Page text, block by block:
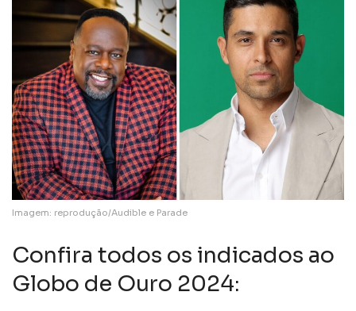
Imagem: reprodução/Audible e Parade
Confira todos os indicados ao
Globo de Ouro 2024: